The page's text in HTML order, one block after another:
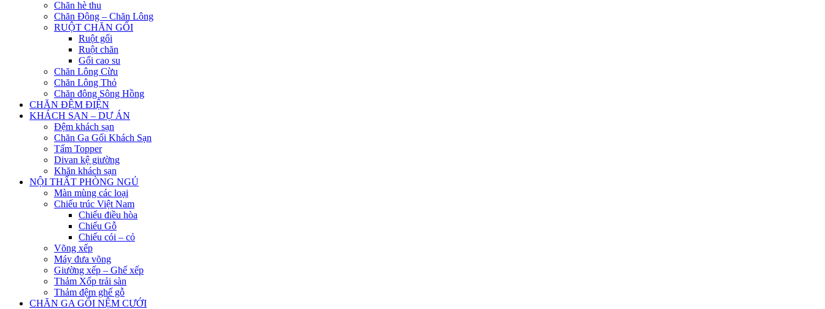
Chăn hè thu
Chăn Đông – Chăn Lông
RUỘT CHĂN GỐI
Ruột gối
Ruột chăn
Gối cao su
Chăn Lông Cừu
Chăn Lông Thỏ
Chăn đông Sông Hồng
CHĂN ĐỆM ĐIỆN
KHÁCH SẠN – DỰ ÁN
Đệm khách sạn
Chăn Ga Gối Khách Sạn
Tấm Topper
Divan kệ giường
Khăn khách sạn
NỘI THẤT PHÒNG NGỦ
Màn mùng các loại
Chiếu trúc Việt Nam
Chiếu điều hòa
Chiếu Gỗ
Chiếu cói – cỏ
Võng xếp
Máy đưa võng
Giường xếp – Ghế xếp
Thảm Xốp trải sàn
Thảm đệm ghế gỗ
CHĂN GA GỐI NỆM CƯỚI